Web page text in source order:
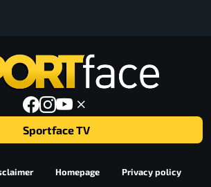
Sportface TV
Homepage
Privacy policy